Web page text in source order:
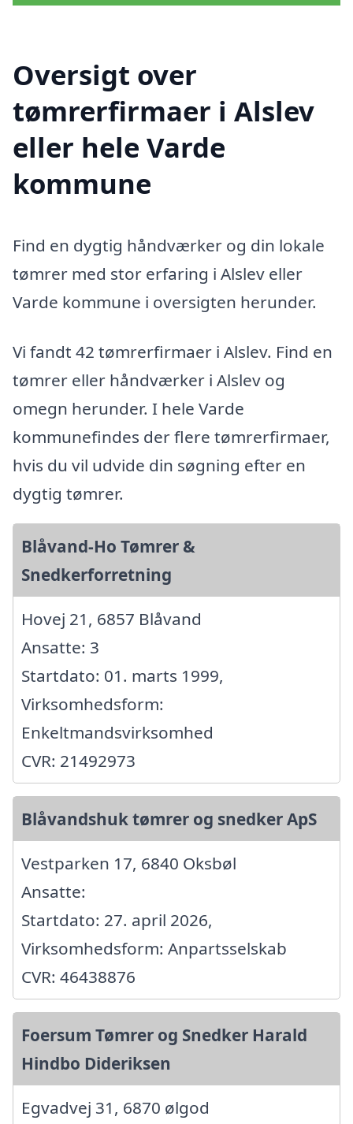
Oversigt over
tømrerfirmaer i Alslev
eller hele Varde
kommune
Find en dygtig håndværker og din lokale
tømrer med stor erfaring i Alslev eller
Varde kommune i oversigten herunder.
Vi fandt 42 tømrerfirmaer i Alslev. Find en
tømrer eller håndværker i Alslev og
omegn herunder. I hele Varde
kommunefindes der flere tømrerfirmaer,
hvis du vil udvide din søgning efter en
dygtig tømrer.
Blåvand-Ho Tømrer &
Snedkerforretning
Hovej 21, 6857 Blåvand
Ansatte: 3
Startdato: 01. marts 1999,
Virksomhedsform:
Enkeltmandsvirksomhed
CVR: 21492973
Blåvandshuk tømrer og snedker ApS
Vestparken 17, 6840 Oksbøl
Ansatte:
Startdato: 27. april 2026,
Virksomhedsform: Anpartsselskab
CVR: 46438876
Foersum Tømrer og Snedker Harald
Hindbo Dideriksen
Egvadvej 31, 6870 ølgod